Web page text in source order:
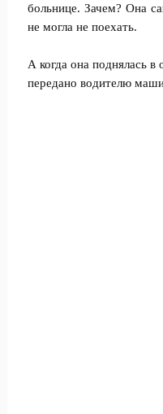
больнице. Зачем? Она
не могла не поехать.
А когда она поднялась в
передано водителю